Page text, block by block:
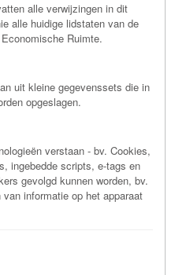
alle verwijzingen in dit
alle huidige lidstaten van de
Ruimte.
uit kleine gegevenssets die in
opgeslagen.
verstaan - bv. Cookies,
ingebedde scripts, e-tags en
gevolgd kunnen worden, bv.
informatie op het apparaat